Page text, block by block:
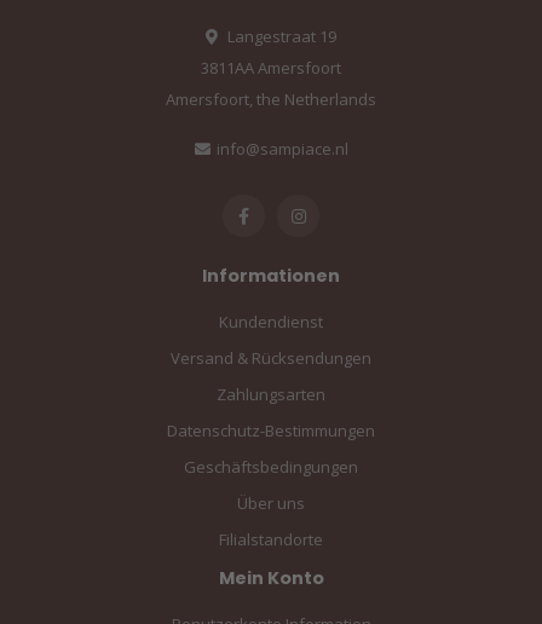
Langestraat 19
3811AA Amersfoort
Amersfoort, the Netherlands
info@sampiace.nl
Informationen
Kundendienst
Versand & Rücksendungen
Zahlungsarten
Datenschutz-Bestimmungen
Geschäftsbedingungen
Über uns
Filialstandorte
Mein Konto